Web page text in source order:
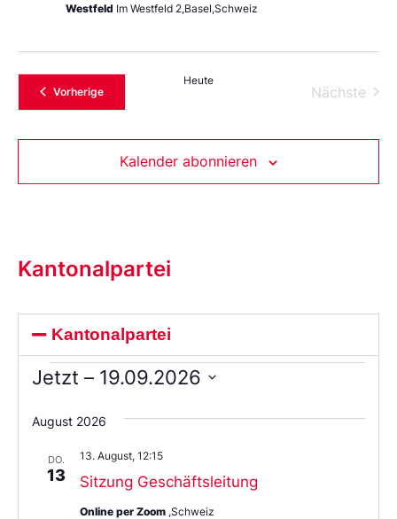
Westfeld Im Westfeld 2,Basel,Schweiz
VorherigeVeranstaltungen
Heute
Nächste
Kalender abonnieren
Kantonalpartei
Kantonalpartei
Jetzt – 19.09.2026
Sie
das
aus.
August 2026
DO.
13 Sitzung Geschäftsleitung
13. August, 12:15
Online per Zoom ,Schweiz